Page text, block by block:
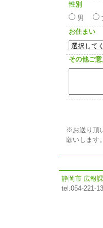
性別
男
お住まい
その他ご
※お送り頂
願いします。
静岡市 広報課
tel.054-221-